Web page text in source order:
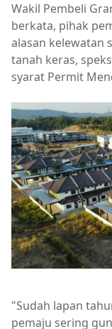
Wakil Pembeli
berkata, pihak
alasan kelewatan
tanah keras,
syarat Permit
"Sudah lapan
pemaju sering